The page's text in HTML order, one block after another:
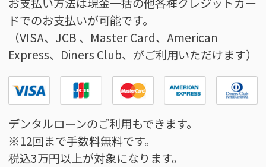
ドでのお支払いが可能です。
（VISA、JCB 、Master Card、American
Express、Diners Club、がご利用いただけます）
デンタルローンのご利用もできます。
※12回まで手数料無料です。
税込3万円以上が対象になります。